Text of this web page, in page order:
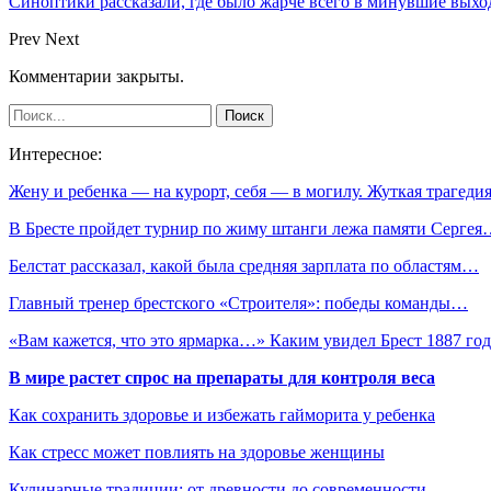
Prev Next
Комментарии закрыты.
Интересное:
Жену и ребенка — на курорт, себя — в могилу. Жуткая
В Бресте пройдет турнир по жиму штанги лежа памяти
Белстат рассказал, какой была средняя зарплата по областям…
Главный тренер брестского «Строителя»: победы команды…
«Вам кажется, что это ярмарка…» Каким увидел Брест 1887
В мире растет спрос на препараты для контроля веса
Как сохранить здоровье и избежать гайморита у ребенка
Как стресс может повлиять на здоровье женщины